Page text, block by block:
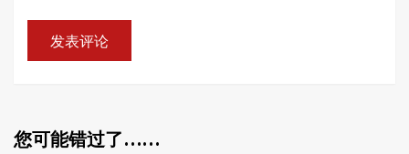
您可能错过了……